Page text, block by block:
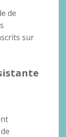
de
sur